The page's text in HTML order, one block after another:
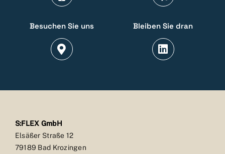
Besuchen Sie uns Bleiben Sie dran
S:FLEX GmbH
Elsäßer Straße 12
79189 Bad Krozingen